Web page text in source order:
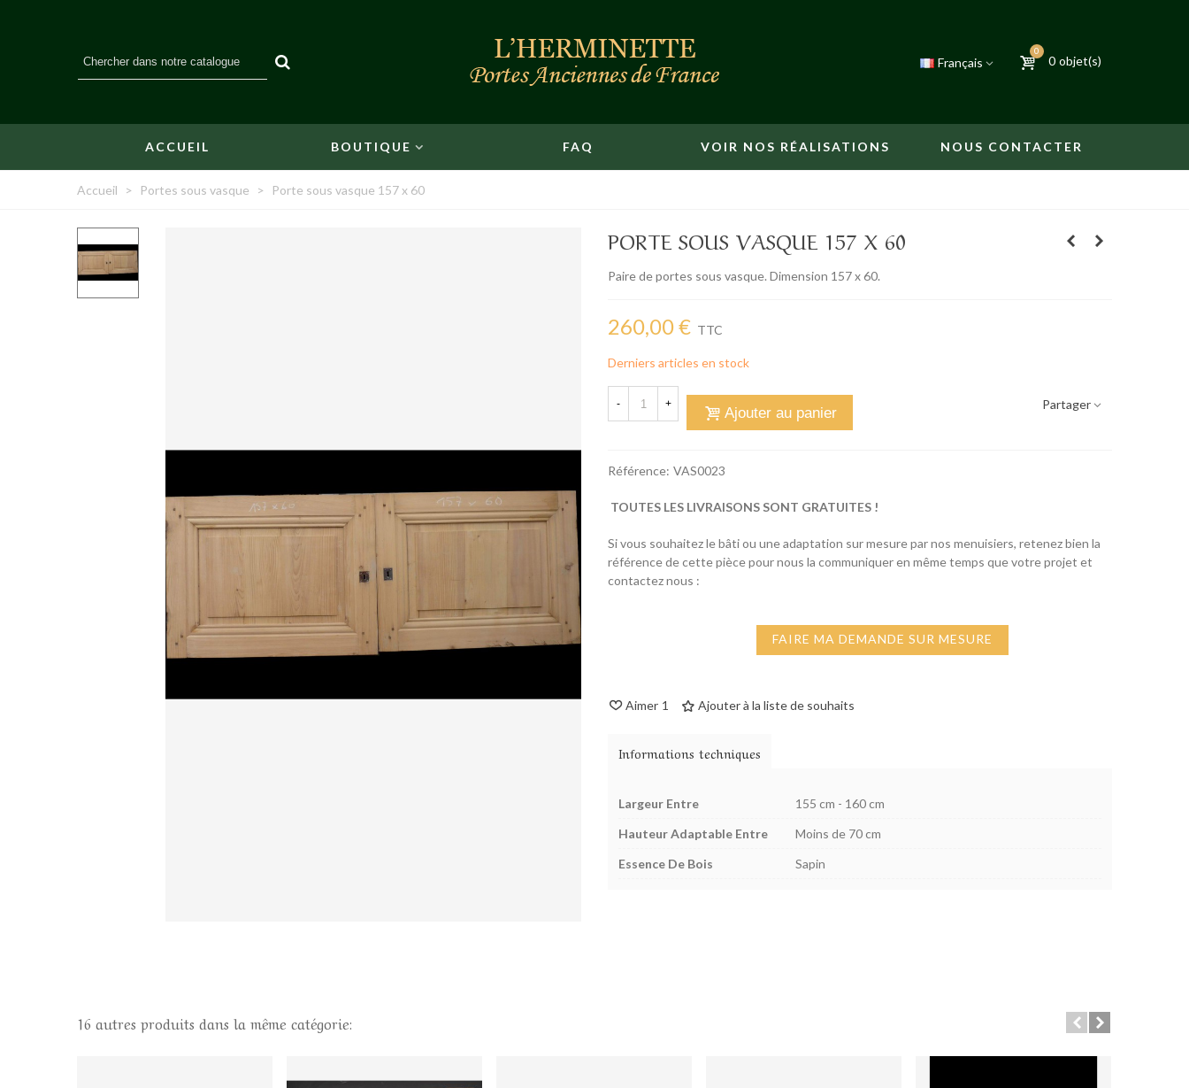
Français
0
0 objet(s)
ACCUEIL BOUTIQUE FAQ VOIR NOS RÉALISATIONS NOUS CONTACTER
Accueil > Portes sous vasque > Porte sous vasque 157 x 60
PORTE SOUS VASQUE 157 X 60
Paire de portes sous vasque. Dimension 157 x 60.
260,00 € TTC
Derniers articles en stock
- +
Ajouter au panier
Partager
Référence: VAS0023
TOUTES LES LIVRAISONS SONT GRATUITES !
Si vous souhaitez le bâti ou une adaptation sur mesure par nos menuisiers, retenez bien la
référence de cette pièce pour nous la communiquer en même temps que votre projet et
contactez nous :
FAIRE MA DEMANDE SUR MESURE
Aimer 1 Ajouter à la liste de souhaits
Informations techniques
Largeur Entre
155 cm - 160 cm
Hauteur Adaptable Entre
Moins de 70 cm
Essence De Bois
Sapin
16 autres produits dans la même catégorie: